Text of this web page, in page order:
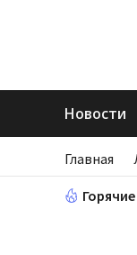
Новости
Главная